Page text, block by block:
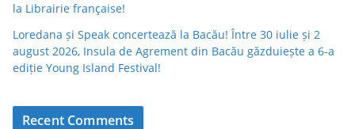
la Librairie française!
Loredana și Speak concertează la Bacău! Între 30 iulie și 2
august 2026, Insula de Agrement din Bacău găzduiește a 6-a
ediție Young Island Festival!
Recent Comments